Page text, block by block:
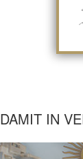
DAMIT IN